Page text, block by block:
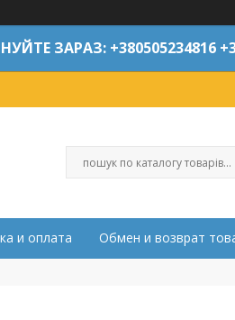
ЗАРАЗ: +380505234816
и оплата Обмен и возврат